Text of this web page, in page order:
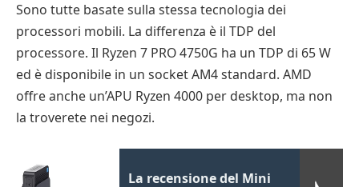
Sono tutte basate sulla stessa tecnologia dei
processori mobili. La differenza è il TDP del
processore. Il Ryzen 7 PRO 4750G ha un TDP di 65 W
ed è disponibile in un socket AM4 standard. AMD
offre anche un’APU Ryzen 4000 per desktop, ma non
la troverete nei negozi.
La recensione del Mini